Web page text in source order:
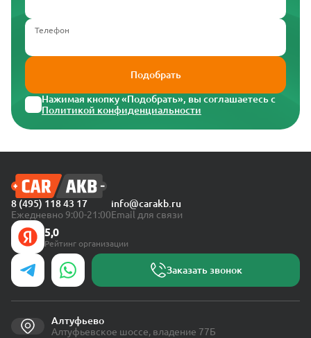
Телефон
Подобрать
Нажимая кнопку «Подобрать», вы соглашаетесь с
Политикой конфиденциальности
8 (495) 118 43 17
Ежедневно 9:00-21:00
info@carakb.ru
Email для связи
5,0
Рейтинг организации
Заказать звонок
Алтуфьево
Алтуфьевское шоссе, владение 77Б